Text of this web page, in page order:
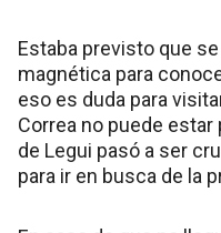
Estaba previsto que
magnética para
eso es duda para
Correa no puede estar
de Legui pasó a ser
para ir en busca de la